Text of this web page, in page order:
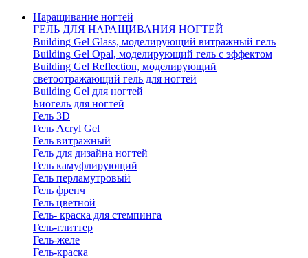
Наращивание ногтей
ГЕЛЬ ДЛЯ НАРАЩИВАНИЯ НОГТЕЙ
Building Gel Glass, моделирующий витражный гель
Building Gel Opal, моделирующий гель с эффектом
Building Gel Reflection, моделирующий
светоотражающий гель для ногтей
Building Gel для ногтей
Биогель для ногтей
Гель 3D
Гель Acryl Gel
Гель витражный
Гель для дизайна ногтей
Гель камуфлирующий
Гель перламутровый
Гель френч
Гель цветной
Гель- краска для стемпинга
Гель-глиттер
Гель-желе
Гель-краска